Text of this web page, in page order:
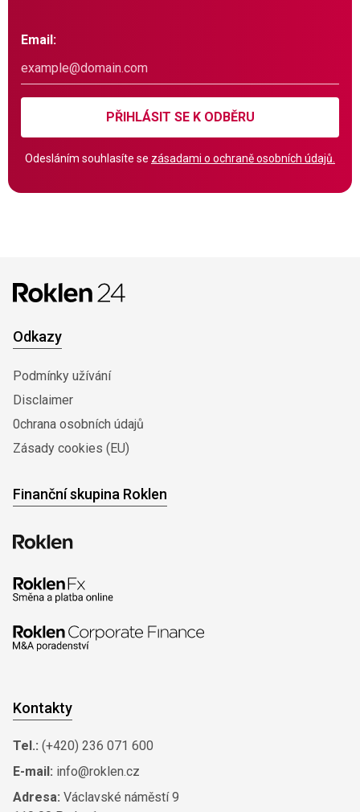
Email:
PŘIHLÁSIT SE K ODBĚRU
Odesláním souhlasíte se zásadami o ochraně osobních údajů.
Odkazy
Podmínky užívání
Disclaimer
0chrana osobních údajů
Zásady cookies (EU)
Finanční skupina Roklen
Kontakty
Tel.: (+420) 236 071 600
E-mail: info@roklen.cz
Adresa: Václavské náměstí 9